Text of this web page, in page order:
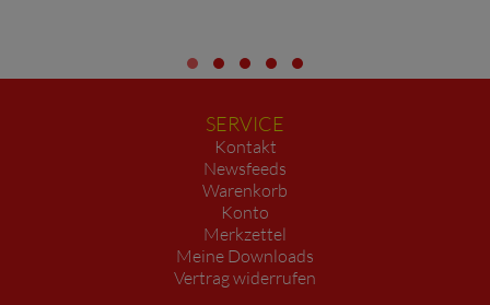
SERVICE
Kontakt
Newsfeeds
Warenkorb
Konto
Merkzettel
Meine Downloads
Vertrag widerrufen